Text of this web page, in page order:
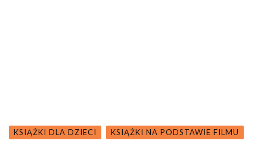
KSIĄŻKI DLA DZIECI KSIĄŻKI NA PODSTAWIE FILMU